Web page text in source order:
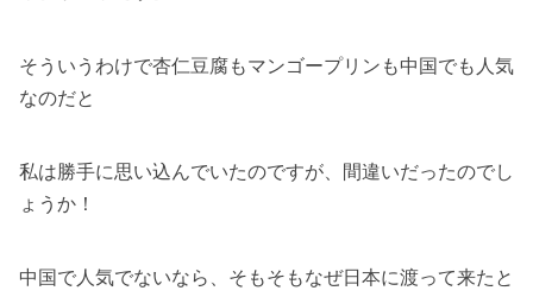
そういうわけで杏仁豆腐もマンゴープリンも中国でも人気
なのだと
私は勝手に思い込んでいたのですが、間違いだったのでし
ょうか！
中国で人気でないなら、そもそもなぜ日本に渡って来たと